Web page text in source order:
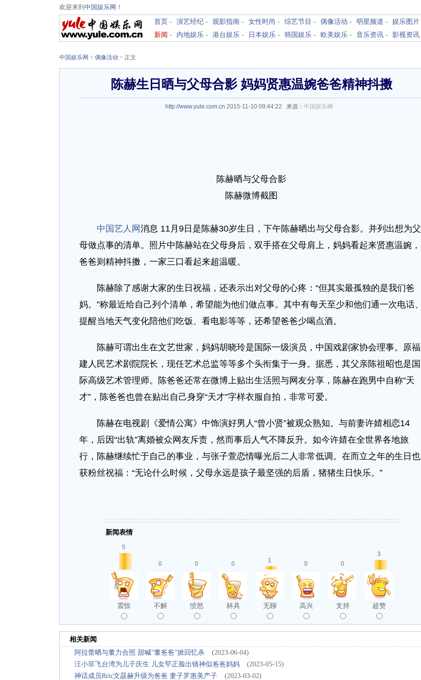
欢迎来到 中国娱乐网 ！
首页 - 演艺经纪 - 观影指南 - 女性时尚 - 综艺节目 - 偶像活动 - 明星频道 - 娱乐图片
新闻 - 内地娱乐 - 港台娱乐 - 日本娱乐 - 韩国娱乐 - 欧美娱乐 - 音乐资讯 - 影视资讯
中国娱乐网 > 偶像活动 > 正文
陈赫生日晒与父母合影 妈妈贤惠温婉爸爸精神抖擞
http://www.yule.com.cn 2015-11-10 09:44:22 来源： 中国娱乐网
陈赫晒与父母合影
陈赫微博截图
中国艺人网 消息 11月9日是陈赫30岁生日，下午陈赫晒出与父母合影。并列出想为父
母做点事的清单。照片中陈赫站在父母身后，双手搭在父母肩上，妈妈看起来贤惠温婉，
爸爸则精神抖擞，一家三口看起来超温暖。
陈赫除了感谢大家的生日祝福，还表示出对父母的心疼：“但其实最孤独的是我们爸
妈。”称最近给自己列个清单，希望能为他们做点事。其中有每天至少和他们通一次电话、
提醒当地天气变化陪他们吃饭、看电影等等，还希望爸爸少喝点酒。
陈赫可谓出生在文艺世家，妈妈胡晓玲是国际一级演员，中国戏剧家协会理事。原福
建人民艺术剧院院长，现任艺术总监等等多个头衔集于一身。据悉，其父亲陈祖昭也是国
际高级艺术管理师。陈爸爸还常在微博上贴出生活照与网友分享，陈赫在跑男中自称“天
才”，陈爸爸也曾在贴出自己身穿“天才”字样衣服自拍，非常可爱。
陈赫在电视剧《爱情公寓》中饰演好男人“曾小贤”被观众熟知。与前妻许婧相恋14
年，后因“出轨”离婚被众网友斥责，然而事后人气不降反升。如今许婧在全世界各地旅
行，陈赫继续忙于自己的事业，与张子萱恋情曝光后二人非常低调。在而立之年的生日也
获粉丝祝福：“无论什么时候，父母永远是孩子最坚强的后盾，猪猪生日快乐。”
新闻表情
5
震惊
0
不解
0
愤怒
0
杯具
1
无聊
0
高兴
0
支持
3
超赞
相关新闻
阿拉蕾晒与董力合照 甜喊“董爸爸”掀回忆杀
(2023-06-04)
汪小菲飞台湾为儿子庆生 儿女罕正脸出镜神似爸爸妈妈
(2023-05-15)
神话成员Rric文晸赫升级为爸爸 妻子罗惠美产子
(2023-03-02)